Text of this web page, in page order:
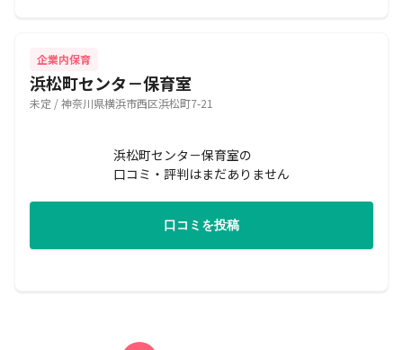
企業内保育
浜松町センタ－保育室
未定 / 神奈川県横浜市西区浜松町7-21
浜松町センタ－保育室の
口コミ・評判はまだありません
口コミを投稿